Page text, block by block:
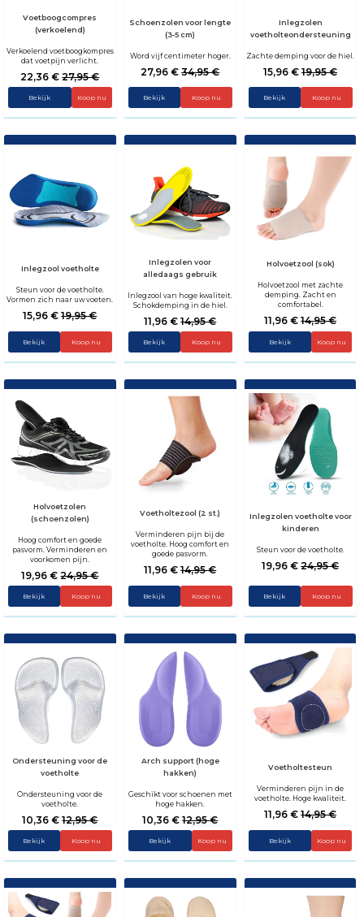
Voetboogcompres
(verkoelend)
Verkoelend voetboogkompres
dat voetpijn verlicht.
22,36 €27,95 €
Bekijk
Schoenzolen voor lengte
(3-5 cm)
Word vijf centimeter hoger.
27,96 €34,95 €
Bekijk Koop nu
Inlegzolen
voetholteondersteuning
Zachte demping voor de hiel.
15,96 €19,95 €
Bekijk Koop nu
Inlegzool voetholte
Steun voor de voetholte.
Vormen zich naar uw voeten.
15,96 €19,95 €
Bekijk Koop nu
Inlegzolen voor
alledaags gebruik
Inlegzool van hoge kwaliteit.
Schokdemping in de hiel.
11,96 €14,95 €
Bekijk Koop nu
Holvoetzool (sok)
Holvoetzool met zachte
demping. Zacht en
comfortabel.
11,96 €14,95 €
Bekijk
Holvoetzolen
(schoenzolen)
Hoog comfort en goede
pasvorm. Verminderen en
voorkomen pijn.
19,96 €24,95 €
Bekijk Koop nu
Voetholtezool (2 st.)
Verminderen pijn bij de
voetholte. Hoog comfort en
goede pasvorm.
11,96 €14,95 €
Bekijk Koop nu
Inlegzolen voetholte voor
kinderen
Steun voor de voetholte.
19,96 €24,95 €
Bekijk Koop nu
Ondersteuning voor de
voetholte
Ondersteuning voor de
voetholte.
10,36 €12,95 €
Bekijk Koop nu
Arch support (hoge
hakken)
Geschikt voor schoenen met
hoge hakken.
10,36 €12,95 €
Bekijk
Voetholtesteun
Verminderen pijn in de
voetholte. Hoge kwaliteit.
11,96 €14,95 €
Bekijk